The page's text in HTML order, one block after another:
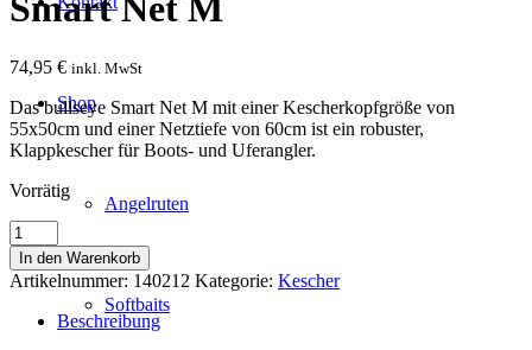
Shop
Angelruten
Softbaits
Smart Net M
74,95 € inkl. MwSt
Das bullseye Smart Net M mit einer Kescherkopfgröße von
55x50cm und einer Netztiefe von 60cm ist ein robuster,
Klappkescher für Boots- und Uferangler.
Vorrätig
Smart
Net
M
Menge
In den Warenkorb
Artikelnummer: 140212 Kategorie: Kescher
Beschreibung